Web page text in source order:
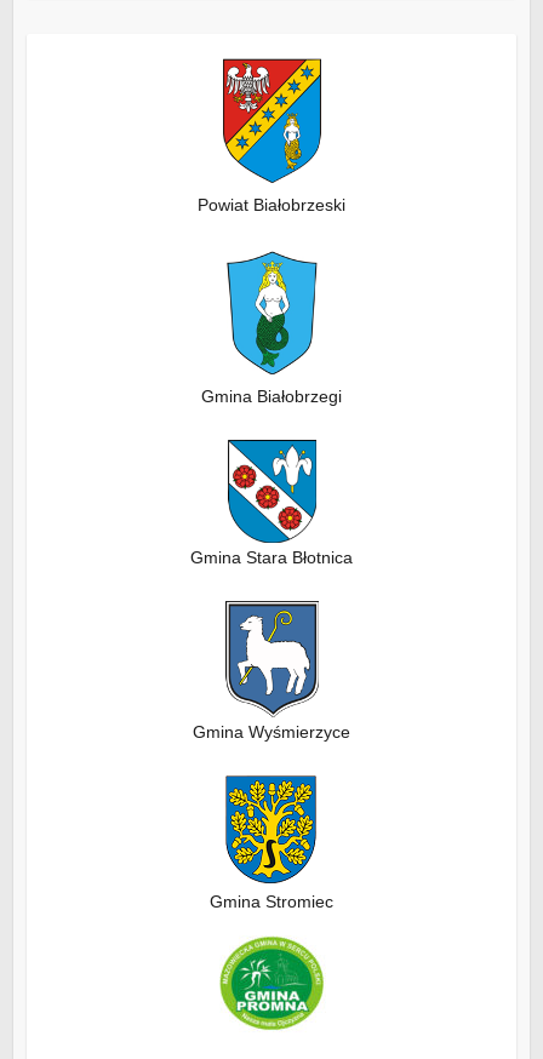
Powiat Białobrzeski
Gmina Białobrzegi
Gmina Stara Błotnica
Gmina Wyśmierzyce
Gmina Stromiec